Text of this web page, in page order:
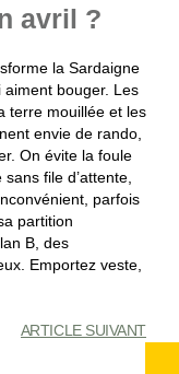
avril ?
la Sardaigne
bouger. Les
terre mouillée et les
envie de rando,
On évite la foule
file d’attente,
parfois
partition
B, des
Emportez veste,
ARTICLE SUIVANT